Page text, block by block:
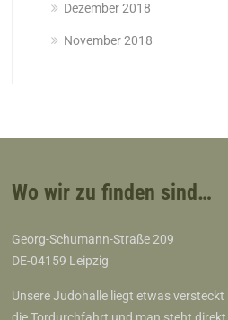
Dezember 2018
November 2018
Wo wir zu finden sind…
Georg-Schumann-Straße 209
DE-04159 Leipzig
Unsere Judohalle liegt etwas